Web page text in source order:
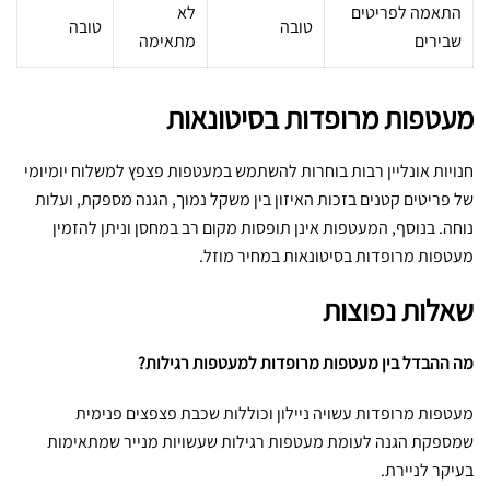
התאמה לפריטים
שבירים
טובה
לא
מתאימה
טובה
מעטפות מרופדות בסיטונאות
חנויות אונליין רבות בוחרות להשתמש במעטפות פצפץ למשלוח יומיומי
של פריטים קטנים בזכות האיזון בין משקל נמוך, הגנה מספקת, ועלות
נוחה. בנוסף, המעטפות אינן תופסות מקום רב במחסן וניתן להזמין
מעטפות מרופדות בסיטונאות במחיר מוזל.
שאלות נפוצות
מה ההבדל בין מעטפות מרופדות למעטפות רגילות?
מעטפות מרופדות עשויה ניילון וכוללות שכבת פצפצים פנימית
שמספקת הגנה לעומת מעטפות רגילות שעשויות מנייר שמתאימות
בעיקר לניירת.